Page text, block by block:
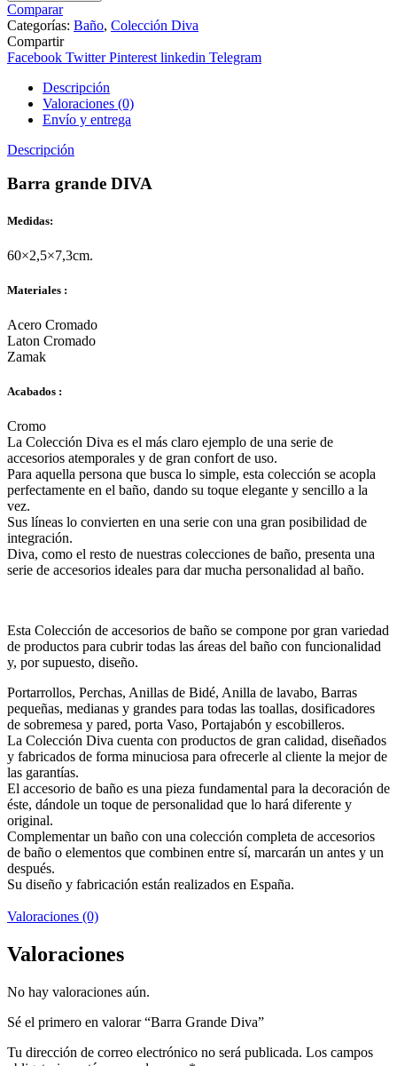
Comparar
Categorías: Baño, Colección Diva
Compartir
Facebook Twitter Pinterest linkedin Telegram
Descripción
Valoraciones (0)
Envío y entrega
Descripción
Barra grande DIVA
Medidas:
60×2,5×7,3cm.
Materiales :
Acero Cromado
Laton Cromado
Zamak
Acabados :
Cromo
La Colección Diva es el más claro ejemplo de una serie de
accesorios atemporales y de gran confort de uso.
Para aquella persona que busca lo simple, esta colección se acopla
perfectamente en el baño, dando su toque elegante y sencillo a la
vez.
Sus líneas lo convierten en una serie con una gran posibilidad de
integración.
Diva, como el resto de nuestras colecciones de baño, presenta una
serie de accesorios ideales para dar mucha personalidad al baño.
Esta Colección de accesorios de baño se compone por gran variedad
de productos para cubrir todas las áreas del baño con funcionalidad
y, por supuesto, diseño.
Portarrollos, Perchas, Anillas de Bidé, Anilla de lavabo, Barras
pequeñas, medianas y grandes para todas las toallas, dosificadores
de sobremesa y pared, porta Vaso, Portajabón y escobilleros.
La Colección Diva cuenta con productos de gran calidad, diseñados
y fabricados de forma minuciosa para ofrecerle al cliente la mejor de
las garantías.
El accesorio de baño es una pieza fundamental para la decoración de
éste, dándole un toque de personalidad que lo hará diferente y
original.
Complementar un baño con una colección completa de accesorios
de baño o elementos que combinen entre sí, marcarán un antes y un
después.
Su diseño y fabricación están realizados en España.
Valoraciones (0)
Valoraciones
No hay valoraciones aún.
Sé el primero en valorar “Barra Grande Diva”
Tu dirección de correo electrónico no será publicada. Los campos